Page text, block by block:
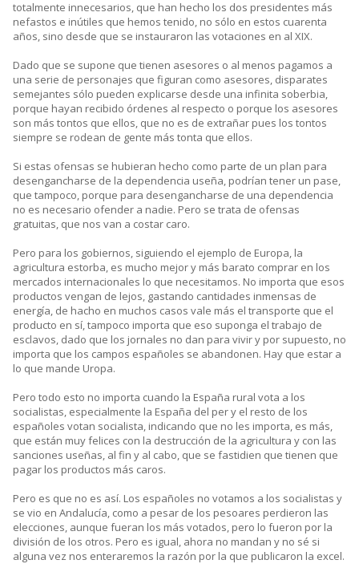
totalmente innecesarios, que han hecho los dos presidentes más
nefastos e inútiles que hemos tenido, no sólo en estos cuarenta
años, sino desde que se instauraron las votaciones en al XIX.
Dado que se supone que tienen asesores o al menos pagamos a
una serie de personajes que figuran como asesores, disparates
semejantes sólo pueden explicarse desde una infinita soberbia,
porque hayan recibido órdenes al respecto o porque los asesores
son más tontos que ellos, que no es de extrañar pues los tontos
siempre se rodean de gente más tonta que ellos.
Si estas ofensas se hubieran hecho como parte de un plan para
desengancharse de la dependencia useña, podrían tener un pase,
que tampoco, porque para desengancharse de una dependencia
no es necesario ofender a nadie. Pero se trata de ofensas
gratuitas, que nos van a costar caro.
Pero para los gobiernos, siguiendo el ejemplo de Europa, la
agricultura estorba, es mucho mejor y más barato comprar en los
mercados internacionales lo que necesitamos. No importa que esos
productos vengan de lejos, gastando cantidades inmensas de
energía, de hacho en muchos casos vale más el transporte que el
producto en sí, tampoco importa que eso suponga el trabajo de
esclavos, dado que los jornales no dan para vivir y por supuesto, no
importa que los campos españoles se abandonen. Hay que estar a
lo que mande Uropa.
Pero todo esto no importa cuando la España rural vota a los
socialistas, especialmente la España del per y el resto de los
españoles votan socialista, indicando que no les importa, es más,
que están muy felices con la destrucción de la agricultura y con las
sanciones useñas, al fin y al cabo, que se fastidien que tienen que
pagar los productos más caros.
Pero es que no es así. Los españoles no votamos a los socialistas y
se vio en Andalucía, como a pesar de los pesoares perdieron las
elecciones, aunque fueran los más votados, pero lo fueron por la
división de los otros. Pero es igual, ahora no mandan y no sé si
alguna vez nos enteraremos la razón por la que publicaron la excel.